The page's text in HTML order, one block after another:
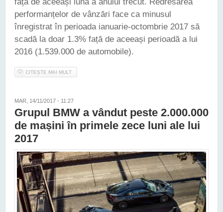
performanțelor de vânzări face ca minusul
înregistrat în perioada ianuarie-octombrie 2017 să
scadă la doar 1.3% față de aceeași perioadă a lui
2016 (1.539.000 de automobile).
CITEȘTE MAI MULT
MAR, 14/11/2017 - 11:27
Grupul BMW a vândut peste 2.000.000
de mașini în primele zece luni ale lui
2017